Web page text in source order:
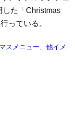
した「Christmas
っている。
スメニュー、他イメ